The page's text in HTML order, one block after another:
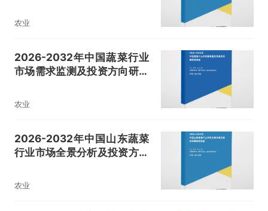
农业
2026-2032年中国蔬菜行业
市场需求监测及投资方向研究
农业
2026-2032年中国山东蔬菜
行业市场全景分析及投资方向
农业